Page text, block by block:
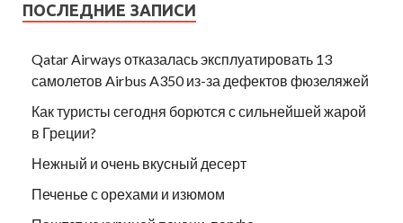
ПОСЛЕДНИЕ ЗАПИСИ
Qatar Airways отказалась эксплуатировать 13
самолетов Airbus A350 из-за дефектов фюзеляжей
Как туристы сегодня борются с сильнейшей жарой
в Греции?
Нежный и очень вкусный десерт
Печенье с орехами и изюмом